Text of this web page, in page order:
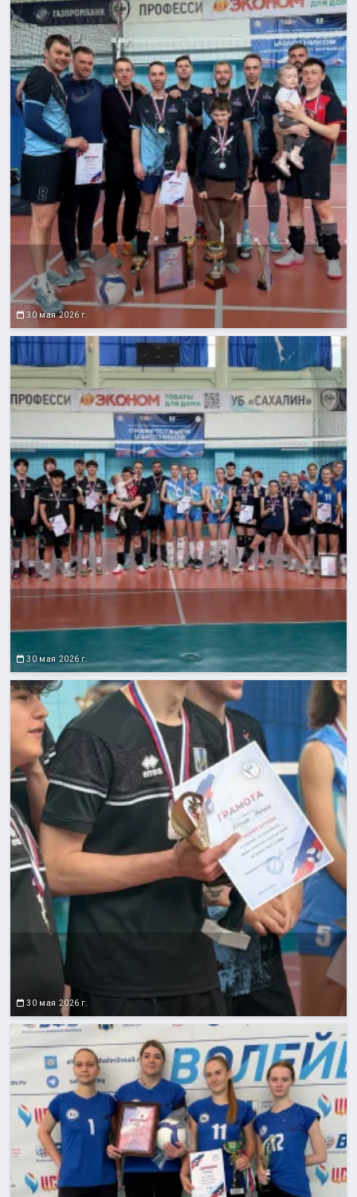
30 мая 2026 г.
30 мая 2026 г.
30 мая 2026 г.